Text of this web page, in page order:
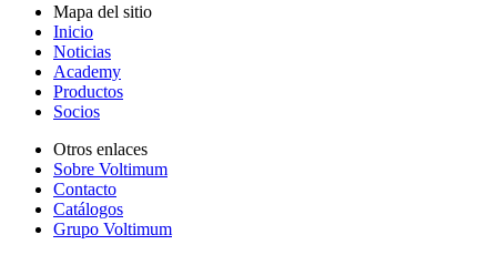
Mapa del sitio
Inicio
Noticias
Academy
Productos
Socios
Otros enlaces
Sobre Voltimum
Contacto
Catálogos
Grupo Voltimum